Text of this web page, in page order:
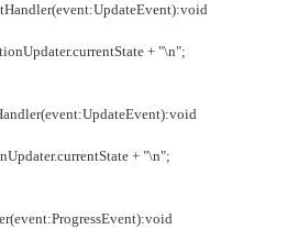
+ "\n";
+ "\n";